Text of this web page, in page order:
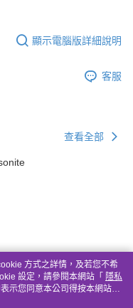
顯示電腦版詳細說明
客服
查看全部
方式之詳情，及若您不希
設定，請參閱本網站「 隱私
示您同意本公司得按本網站使